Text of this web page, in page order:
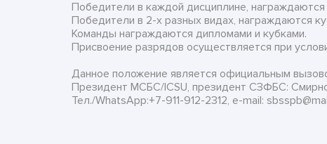
Победители в каждой дисциплине,
Победители в 2-х разных видах, награждаются
Команды награждаются дипломами и кубками.
Присвоение разрядов осуществляется при
Данное положение является официальным
Президент МСБС/ICSU, президент СЗФБС:
Тел./WhatsApp:+7-911-912-2312, e-mail: